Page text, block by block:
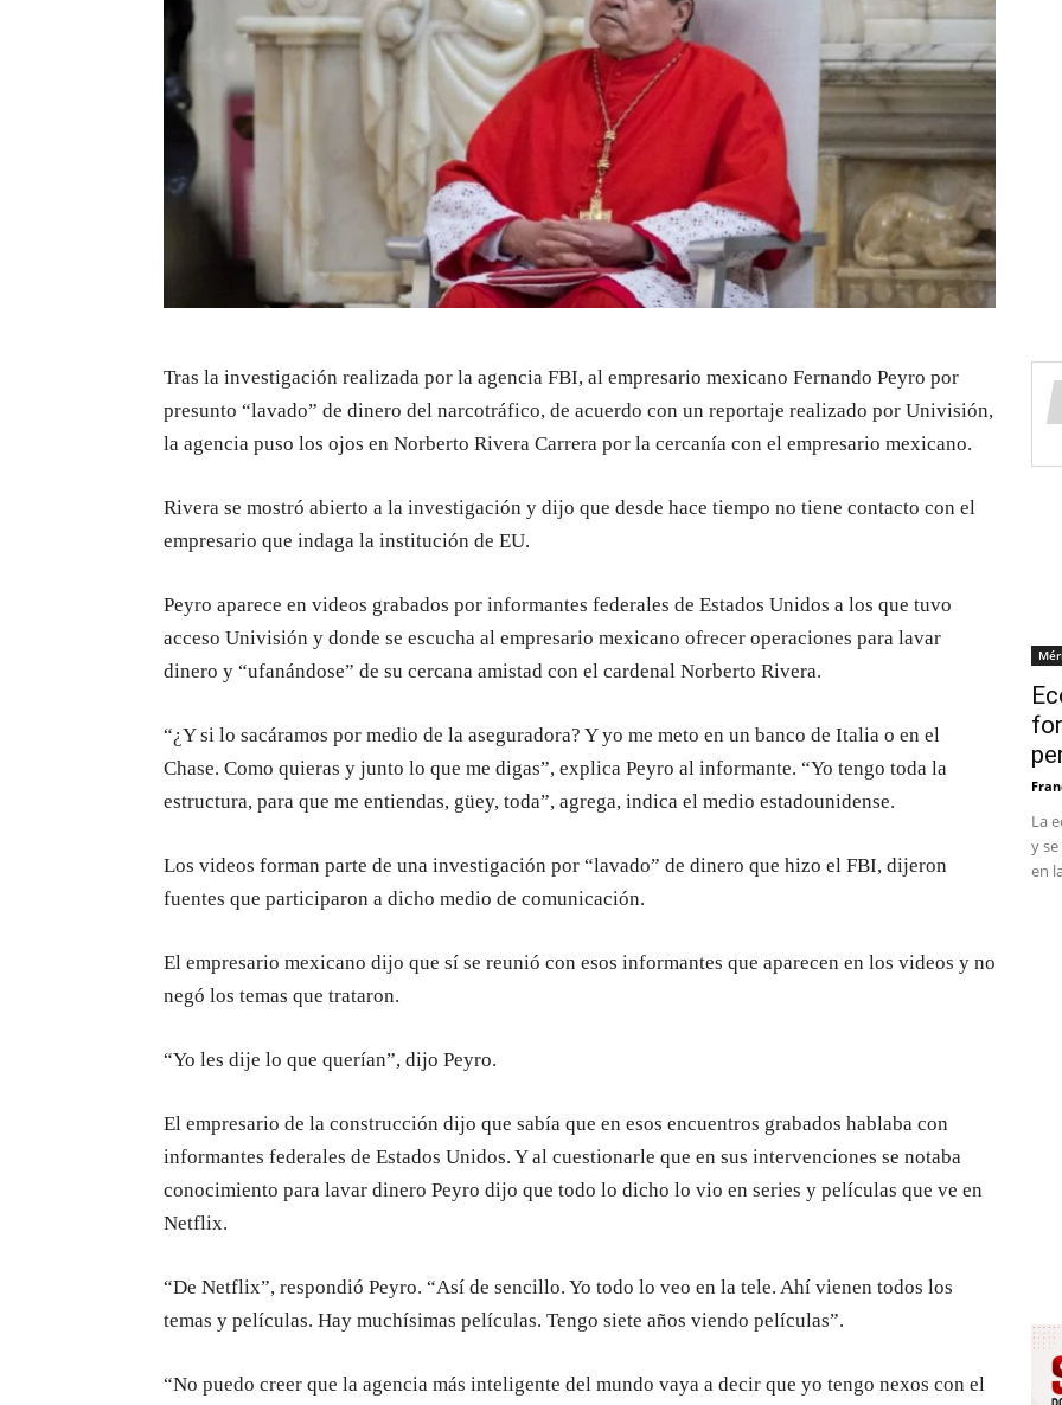
Tras la investigación realizada por la agencia FBI, al empresario mexicano Fernando Peyro por
presunto “lavado” de dinero del narcotráfico, de acuerdo con un reportaje realizado por Univisión,
la agencia puso los ojos en Norberto Rivera Carrera por la cercanía con el empresario mexicano.
Rivera se mostró abierto a la investigación y dijo que desde hace tiempo no tiene contacto con el
empresario que indaga la institución de EU.
Peyro aparece en videos grabados por informantes federales de Estados Unidos a los que tuvo
acceso Univisión y donde se escucha al empresario mexicano ofrecer operaciones para lavar
dinero y “ufanándose” de su cercana amistad con el cardenal Norberto Rivera.
“¿Y si lo sacáramos por medio de la aseguradora? Y yo me meto en un banco de Italia o en el
Chase. Como quieras y junto lo que me digas”, explica Peyro al informante. “Yo tengo toda la
estructura, para que me entiendas, güey, toda”, agrega, indica el medio estadounidense.
Los videos forman parte de una investigación por “lavado” de dinero que hizo el FBI, dijeron
fuentes que participaron a dicho medio de comunicación.
El empresario mexicano dijo que sí se reunió con esos informantes que aparecen en los videos y no
negó los temas que trataron.
“Yo les dije lo que querían”, dijo Peyro.
El empresario de la construcción dijo que sabía que en esos encuentros grabados hablaba con
informantes federales de Estados Unidos. Y al cuestionarle que en sus intervenciones se notaba
conocimiento para lavar dinero Peyro dijo que todo lo dicho lo vio en series y películas que ve en
Netflix.
“De Netflix”, respondió Peyro. “Así de sencillo. Yo todo lo veo en la tele. Ahí vienen todos los
temas y películas. Hay muchísimas películas. Tengo siete años viendo películas”.
“No puedo creer que la agencia más inteligente del mundo vaya a decir que yo tengo nexos con el
La
y
en